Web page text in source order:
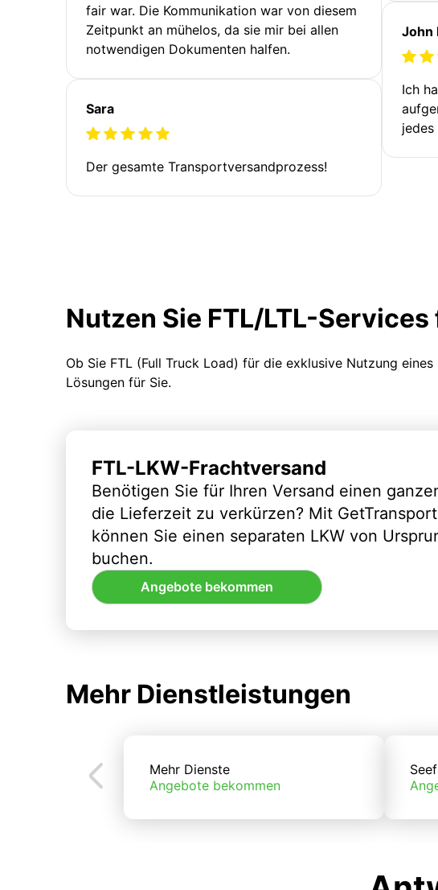
fair war. Die Kommunikation war von diesem
Zeitpunkt an mühelos, da sie mir bei allen
notwendigen Dokumenten halfen.
Sara
Der gesamte Transportversandprozess!
John
Ich
jedes
Nutzen Sie FTL/LTL-
Ob Sie FTL (Full Truck Load) für die exklusive Nutzung
Lösungen für Sie.
FTL-LKW-Frachtversand
Benötigen Sie für Ihren Versand einen
die Lieferzeit zu verkürzen? Mit
können Sie einen separaten LKW von
buchen.
Angebote bekommen
Mehr Dienstleistungen
Mehr Dienste
Angebote bekommen